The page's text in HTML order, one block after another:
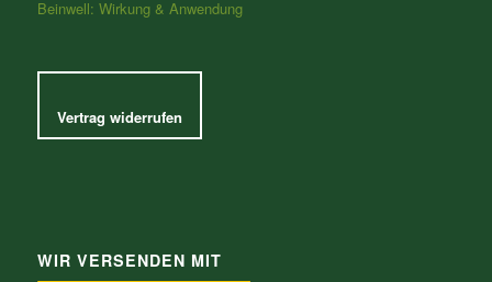
Beinwell: Wirkung & Anwendung
Vertrag widerrufen
WIR VERSENDEN MIT